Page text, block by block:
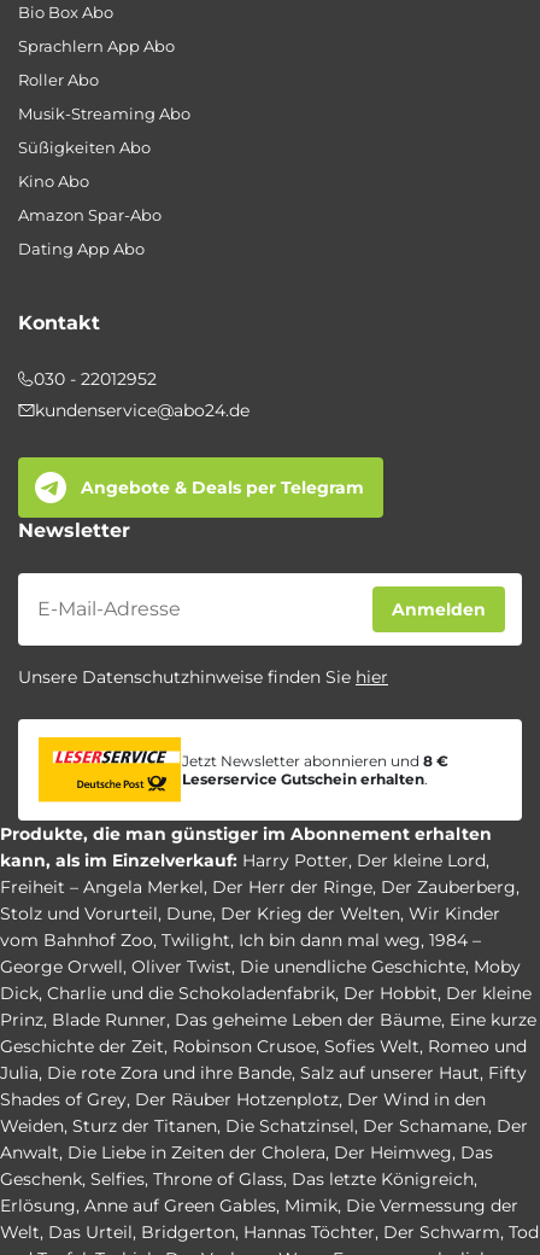
Bio Box Abo
Sprachlern App Abo
Roller Abo
Musik-Streaming Abo
Süßigkeiten Abo
Kino Abo
Amazon Spar-Abo
Dating App Abo
Kontakt
030 - 22012952
kundenservice@abo24.de
Angebote & Deals per Telegram
Newsletter
Newsletter
Anmelden
Unsere Datenschutzhinweise finden Sie hier
Jetzt Newsletter abonnieren und 8 €
Leserservice Gutschein erhalten.
Produkte, die man günstiger im Abonnement erhalten
kann, als im Einzelverkauf: Harry Potter, Der kleine Lord,
Freiheit – Angela Merkel, Der Herr der Ringe, Der Zauberberg,
Stolz und Vorurteil, Dune, Der Krieg der Welten, Wir Kinder
vom Bahnhof Zoo, Twilight, Ich bin dann mal weg, 1984 –
George Orwell, Oliver Twist, Die unendliche Geschichte, Moby
Dick, Charlie und die Schokoladenfabrik, Der Hobbit, Der kleine
Prinz, Blade Runner, Das geheime Leben der Bäume, Eine kurze
Geschichte der Zeit, Robinson Crusoe, Sofies Welt, Romeo und
Julia, Die rote Zora und ihre Bande, Salz auf unserer Haut, Fifty
Shades of Grey, Der Räuber Hotzenplotz, Der Wind in den
Weiden, Sturz der Titanen, Die Schatzinsel, Der Schamane, Der
Anwalt, Die Liebe in Zeiten der Cholera, Der Heimweg, Das
Geschenk, Selfies, Throne of Glass, Das letzte Königreich,
Erlösung, Anne auf Green Gables, Mimik, Die Vermessung der
Welt, Das Urteil, Bridgerton, Hannas Töchter, Der Schwarm, Tod